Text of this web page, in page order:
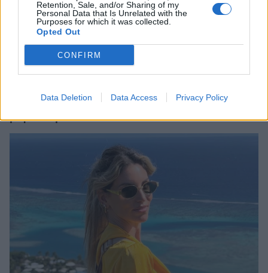
Retention, Sale, and/or Sharing of my
Personal Data that Is Unrelated with the
Purposes for which it was collected.
Opted Out
CONFIRM
Data Deletion Data Access Privacy Policy
Αγγελική Ηλιάδη: Η συγκλονιστική εξομολόγηση
για το θαύμα που βίωσε – «Είδα τον Χριστό
μπροστά μου»